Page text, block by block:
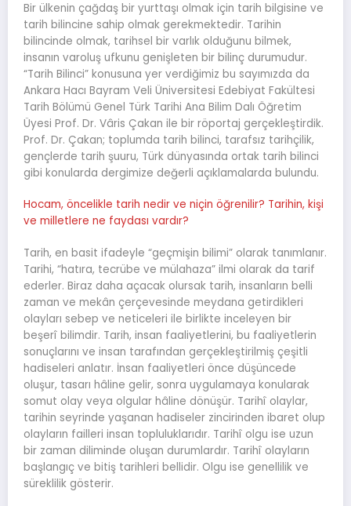
Bir ülkenin çağdaş bir yurttaşı olmak için tarih bilgisine ve
tarih bilincine sahip olmak gerekmektedir. Tarihin
bilincinde olmak, tarihsel bir varlık olduğunu bilmek,
insanın varoluş ufkunu genişleten bir bilinç durumudur.
“Tarih Bilinci” konusuna yer verdiğimiz bu sayımızda da
Ankara Hacı Bayram Veli Üniversitesi Edebiyat Fakültesi
Tarih Bölümü Genel Türk Tarihi Ana Bilim Dalı Öğretim
Üyesi Prof. Dr. Vâris Çakan ile bir röportaj gerçekleştirdik.
Prof. Dr. Çakan; toplumda tarih bilinci, tarafsız tarihçilik,
gençlerde tarih şuuru, Türk dünyasında ortak tarih bilinci
gibi konularda dergimize değerli açıklamalarda bulundu.
Hocam, öncelikle tarih nedir ve niçin öğrenilir? Tarihin, kişi
ve milletlere ne faydası vardır?
Tarih, en basit ifadeyle “geçmişin bilimi” olarak tanımlanır.
Tarihi, “hatıra, tecrübe ve mülahaza” ilmi olarak da tarif
ederler. Biraz daha açacak olursak tarih, insanların belli
zaman ve mekân çerçevesinde meydana getirdikleri
olayları sebep ve neticeleri ile birlikte inceleyen bir
beşerî bilimdir. Tarih, insan faaliyetlerini, bu faaliyetlerin
sonuçlarını ve insan tarafından gerçekleştirilmiş çeşitli
hadiseleri anlatır. İnsan faaliyetleri önce düşüncede
oluşur, tasarı hâline gelir, sonra uygulamaya konularak
somut olay veya olgular hâline dönüşür. Tarihî olaylar,
tarihin seyrinde yaşanan hadiseler zincirinden ibaret olup
olayların failleri insan topluluklarıdır. Tarihî olgu ise uzun
bir zaman diliminde oluşan durumlardır. Tarihî olayların
başlangıç ve bitiş tarihleri bellidir. Olgu ise genellilik ve
süreklilik gösterir.